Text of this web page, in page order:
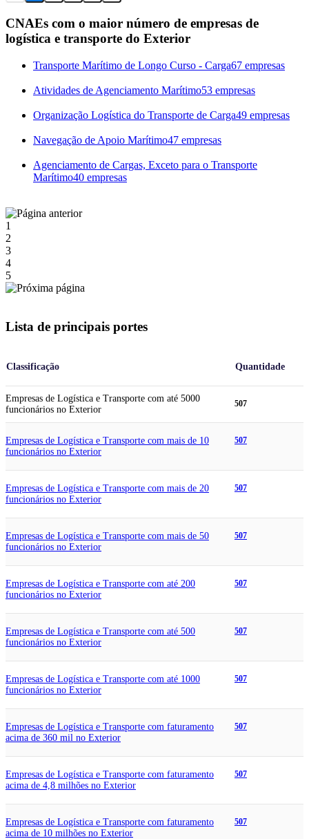
CNAEs com o maior número de empresas de
logística e transporte do Exterior
Transporte Marítimo de Longo Curso - Carga67 empresas
Atividades de Agenciamento Marítimo53 empresas
Organização Logística do Transporte de Carga49 empresas
Navegação de Apoio Marítimo47 empresas
Agenciamento de Cargas, Exceto para o Transporte
Marítimo40 empresas
1
2
3
4
5
Lista de principais portes
Classificação Quantidade
Empresas de Logística e Transporte com até 5000
funcionários no Exterior
507
Empresas de Logística e Transporte com mais de 10
funcionários no Exterior
507
Empresas de Logística e Transporte com mais de 20
funcionários no Exterior
507
Empresas de Logística e Transporte com mais de 50
funcionários no Exterior
507
Empresas de Logística e Transporte com até 200
funcionários no Exterior
507
Empresas de Logística e Transporte com até 500
funcionários no Exterior
507
Empresas de Logística e Transporte com até 1000
funcionários no Exterior
507
Empresas de Logística e Transporte com faturamento
acima de 360 mil no Exterior
507
Empresas de Logística e Transporte com faturamento
acima de 4,8 milhões no Exterior
507
Empresas de Logística e Transporte com faturamento
acima de 10 milhões no Exterior
507